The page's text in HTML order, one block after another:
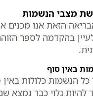
מצבי הנשמות
הזאת אנו מכנים
בהקדמה לספר
באין סוף
הנשמות כלולות
להיות גלוי כבר נמצא